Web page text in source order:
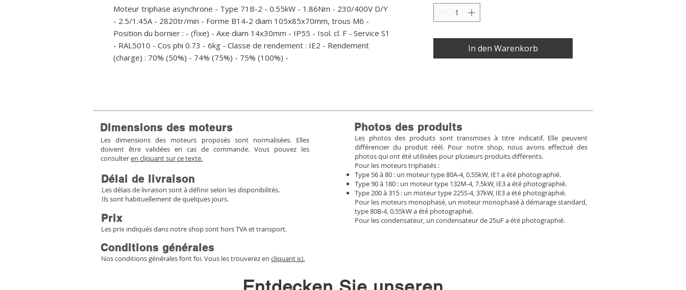
Moteur triphase asynchrone - Type 71B-2 - 0.55kW - 1.86Nm - 230/400V D/Y
- 2.5/1.45A - 2820tr/min - Forme B14-2 diam 105x85x70mm, trous M6 -
Position du bornier : - (fixe) - Axe diam 14x30mm - IP55 - Isol. cl. F - Service S1
- RAL5010 - Cos phi 0.73 - 6kg - Classe de rendement : IE2 - Rendement
(charge) : 70% (50%) - 74% (75%) - 75% (100%) -
In den Warenkorb
Dimensions des moteurs
Les dimensions des moteurs proposés sont normalisées. Elles
doivent être validées en cas de commande. Vous pouvez les
consulteren cliquant sur ce texte.
Délai de livraison
Les délais de livraison sont à définir selon les disponibilités.
Ils sont habituellement de quelques jours.
Prix
Les prix indiqués dans notre shop sont hors TVA et transport.
Conditions générales
Nos conditions générales font foi. Vous les trouverez en cliquant ici.
Photos des produits
Les photos des produits sont transmises à titre indicatif. Elle peuvent
différencier du produit réél. Pour notre shop, nous avons effectué des
photos qui ont été utilisées pour plusieurs produits différents.
Pour les moteurs triphasés :
Type 56 à 80 : un moteur type 80A-4, 0.55kW, IE1 a été photographié.
Type 90 à 180 : un moteur type 132M-4, 7.5kW, IE3 a été photographié.
Type 200 à 315 : un moteur type 225S-4, 37kW, IE3 a été photographié.
Pour les moteurs monophasé, un moteur monophasé à démarage standard,
type 80B-4, 0.55kW a été photographié.
Pour les condensateur, un condensateur de 25uF a été photographié.